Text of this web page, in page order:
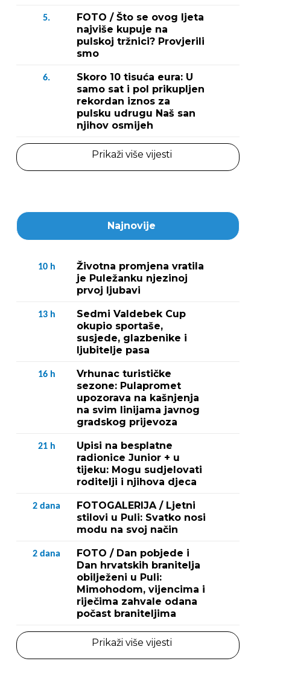
5.
FOTO / Što se ovog ljeta
najviše kupuje na
pulskoj tržnici? Provjerili
smo
6.
Skoro 10 tisuća eura: U
samo sat i pol prikupljen
rekordan iznos za
pulsku udrugu Naš san
njihov osmijeh
Prikaži više vijesti
Najnovije
10 h
Životna promjena vratila
je Puležanku njezinoj
prvoj ljubavi
13 h
Sedmi Valdebek Cup
okupio sportaše,
susjede, glazbenike i
ljubitelje pasa
16 h
Vrhunac turističke
sezone: Pulapromet
upozorava na kašnjenja
na svim linijama javnog
gradskog prijevoza
21 h
Upisi na besplatne
radionice Junior + u
tijeku: Mogu sudjelovati
roditelji i njihova djeca
2 dana
FOTOGALERIJA / Ljetni
stilovi u Puli: Svatko nosi
modu na svoj način
2 dana
FOTO / Dan pobjede i
Dan hrvatskih branitelja
obilježeni u Puli:
Mimohodom, vijencima i
riječima zahvale odana
počast braniteljima
Prikaži više vijesti